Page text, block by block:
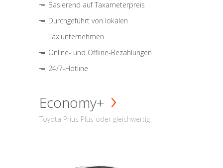
Basierend auf Taxameterpreis
Durchgeführt von lokalen
Taxiunternehmen
Online- und Offline-Bezahlungen
24/7-Hotline
Economy+
Toyota Prius Plus oder gleichwertig